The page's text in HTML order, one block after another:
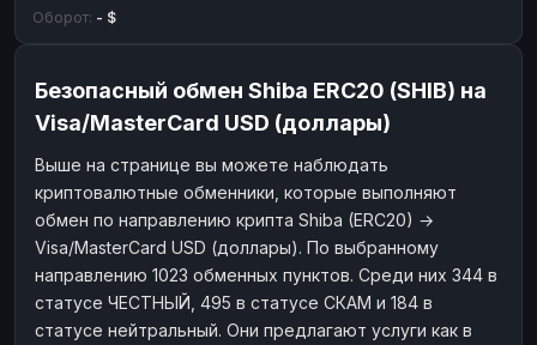
Оборот: - $
Безопасный обмен Shiba ERC20 (SHIB) на
Visa/MasterCard USD (доллары)
Выше на странице вы можете наблюдать
криптовалютные обменники, которые выполняют
обмен по направлению крипта Shiba (ERC20) →
Visa/MasterCard USD (доллары). По выбранному
направлению 1023 обменных пунктов. Среди них 344 в
статусе ЧЕСТНЫЙ, 495 в статусе СКАМ и 184 в
статусе нейтральный. Они предлагают услуги как в